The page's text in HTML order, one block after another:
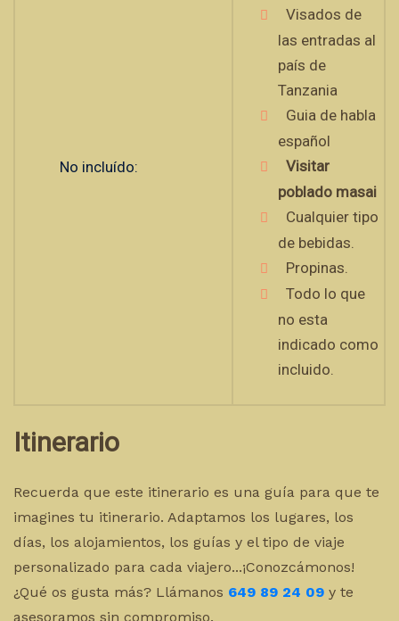
No incluído:
Visados de
las entradas al
país de
Tanzania
Guia de habla
español
Visitar
poblado masai
Cualquier tipo
de bebidas.
Propinas.
Todo lo que
no esta
indicado como
incluido.
Itinerario
Recuerda que este itinerario es una guía para que te
imagines tu itinerario. Adaptamos los lugares, los
días, los alojamientos, los guías y el tipo de viaje
personalizado para cada viajero...¡Conozcámonos!
¿Qué os gusta más? Llámanos 649 89 24 09 y te
asesoramos sin compromiso.